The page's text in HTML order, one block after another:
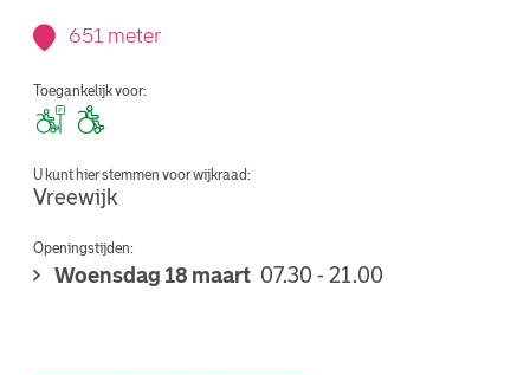
651 meter
Toegankelijk voor:
U kunt hier stemmen voor wijkraad:
Vreewijk
Openingstijden:
Woensdag 18 maart 07.30 - 21.00